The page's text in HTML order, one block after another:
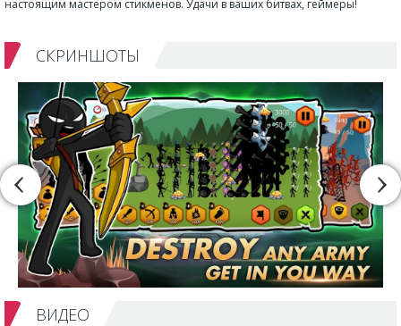
настоящим мастером стикменов. Удачи в ваших битвах, геймеры!
СКРИНШОТЫ
ВИДЕО